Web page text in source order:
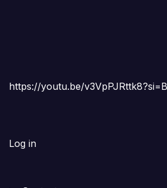
https://youtu.be/
Log in